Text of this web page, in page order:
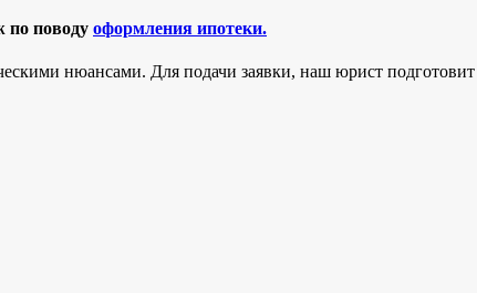
по поводу оформления ипотеки.
нюансами. Для подачи заявки, наш юрист